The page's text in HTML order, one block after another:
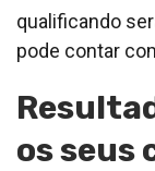
qualificando
pode contar
os seus